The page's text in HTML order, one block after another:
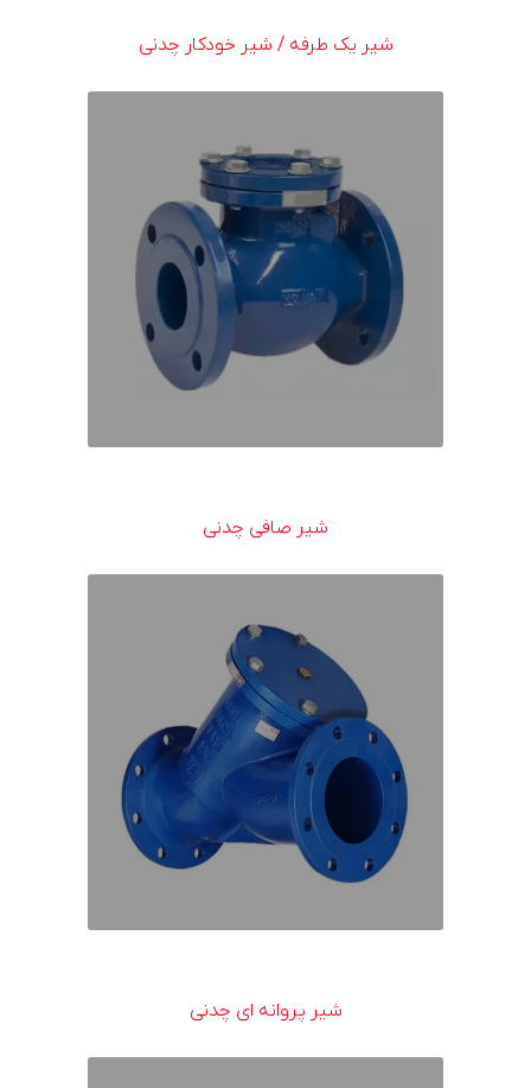
شیر یک طرفه / شیر خودکار چدنی
شیر صافی چدنی
شیر پروانه ای چدنی